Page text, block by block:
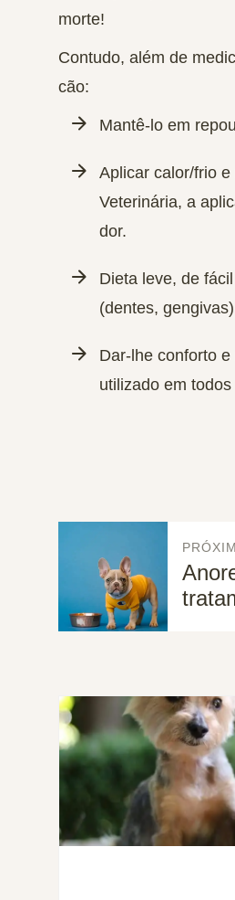
morte!
Contudo, além de
cão:
Mantê-lo em
Aplicar calor/frio
Veterinária, a
dor.
Dieta leve, de
(dentes,
Dar-lhe conforto
utilizado em